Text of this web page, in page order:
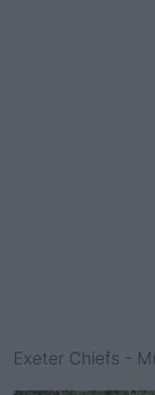
Exeter Chiefs -